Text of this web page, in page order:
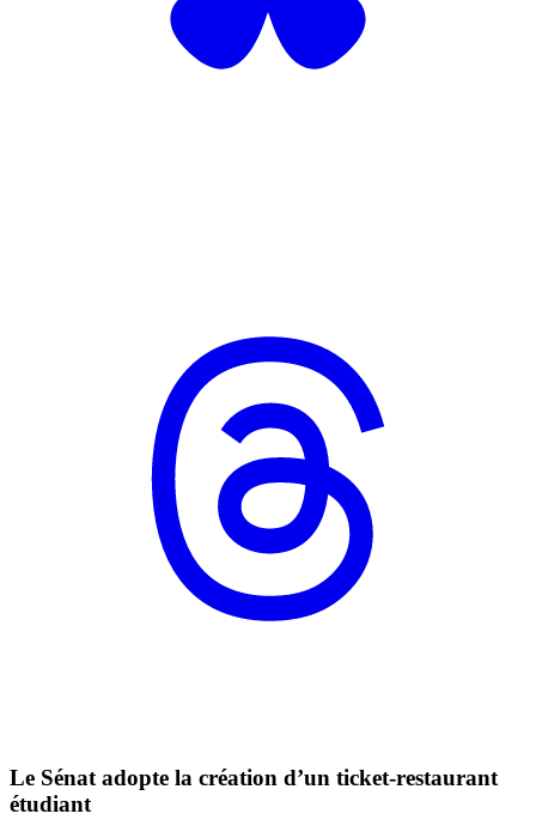
Le Sénat adopte la création d’un ticket-restaurant
étudiant